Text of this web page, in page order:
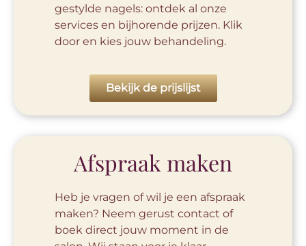
gestylde nagels: ontdek al onze
services en bijhorende prijzen. Klik
door en kies jouw behandeling.
Bekijk de prijslijst
Afspraak maken
Heb je vragen of wil je een afspraak
maken? Neem gerust contact of
boek direct jouw moment in de